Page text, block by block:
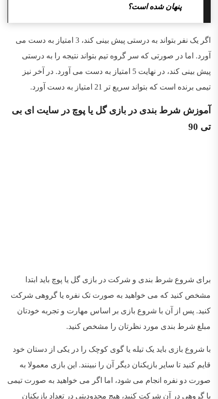
پنهان شده است؟
اگر یک نفر بتواند به درستی پیش بینی کند، 3 امتیاز به دست می
آورد. اما در صورتی که سر گروه تیم بتواند نتیجه را به درستی
پیش بینی کند، در نهایت 5 امتیاز به دست می آورد. در آخر نیز
تیمی برنده است که بتواند سریع تر 21 امتیاز به دست آورد.
آموزش شرط بندی در بازی گل یا پوچ در سایت ای بی
تی 90
برای شروع شرط بندی و شرکت در بازی گل یا پوچ باید ابتدا
مشخص کنید که می خواهید به صورت تک نفره یا گروهی شرکت
کنید. پس از آن با شروع بازی بر اساس مهارت و تجربه خودتان
مبلغ شرط بندی مورد نظرتان را مشخص کنید.
با شروع بازی باید یک تیله یا گوی کوچک را در یکی از دستان خود
قایم کنید تا سایر بازیکنان دیگر آن را نبینند. این بازی معمولا به
صورت دو نفره انجام می شود، اما اگر می خواهید به صورت تیمی
یا گروهی در آن شرکت کنید، هیچ محدودیتی در تعداد بازیکنان